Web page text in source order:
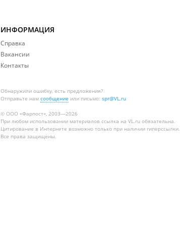
ИНФОРМАЦИЯ
Справка
Вакансии
Контакты
Обнаружили ошибку, есть предложения?
Отправьте нам сообщение или письмо: spr@VL.ru
© ООО «Фарпост», 2003—2026
При любом использовании материалов ссылка на VL.ru обязательна.
Цитирование в Интернете возможно только при наличии гиперссылки.
Все права защищены.